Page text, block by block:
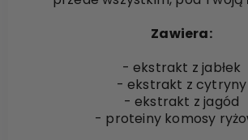
Zawiera:
- ekstrakt z jabłek
- ekstrakt z cytryny
- ekstrakt z jagód
- proteiny komosy